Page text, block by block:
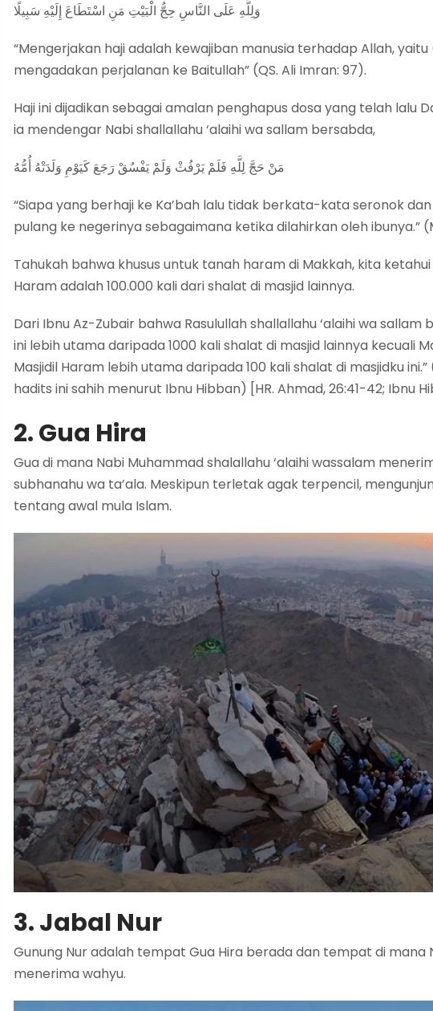
وَلِلَّهِ عَلَى النَّاسِ حِجُّ الْبَيْتِ مَنِ اسْتَطَاعَ إِلَيْهِ سَبِيلًا
“Mengerjakan haji adalah kewajiban manusia terhadap Allah,
mengadakan perjalanan ke Baitullah” (QS. Ali Imran: 97).
Haji ini dijadikan sebagai amalan penghapus dosa yang telah lalu
ia mendengar Nabi shallallahu ‘alaihi wa sallam bersabda,
مَنْ حَجَّ لِلَّهِ فَلَمْ يَرْفُثْ وَلَمْ يَفْسُقْ رَجَعَ كَيَوْمِ وَلَدَتْهُ أُمُّهُ
“Siapa yang berhaji ke Ka’bah lalu tidak berkata-kata seronok
pulang ke negerinya sebagaimana ketika dilahirkan oleh ibunya.”
Tahukah bahwa khusus untuk tanah haram di Makkah, kita
Haram adalah 100.000 kali dari shalat di masjid lainnya.
Dari Ibnu Az-Zubair bahwa Rasulullah shallallahu ‘alaihi wa sallam
ini lebih utama daripada 1000 kali shalat di masjid lainnya kecuali
Masjidil Haram lebih utama daripada 100 kali shalat di masjidku
hadits ini sahih menurut Ibnu Hibban) [HR. Ahmad, 26:41-42; Ibnu
2. Gua Hira
Gua di mana Nabi Muhammad shalallahu ‘alaihi wassalam
subhanahu wa ta’ala. Meskipun terletak agak terpencil,
tentang awal mula Islam.
3. Jabal Nur
Gunung Nur adalah tempat Gua Hira berada dan tempat di
menerima wahyu.